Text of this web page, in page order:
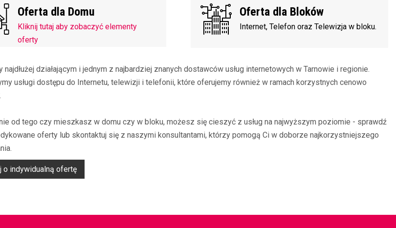
Oferta dla Domu
Kliknij tutaj aby zobaczyć elementy
oferty
Oferta dla Bloków
Internet, Telefon oraz Telewizja w bloku.
najdłużej działającym i jednym z najbardziej znanych dostawców usług internetowych w Tarnowie i regionie.
usługi dostępu do Internetu, telewizji i telefonii, które oferujemy również w ramach korzystnych cenowo
od tego czy mieszkasz w domu czy w bloku, możesz się cieszyć z usług na najwyższym poziomie - sprawdź
oferty lub skontaktuj się z naszymi konsultantami, którzy pomogą Ci w doborze najkorzystniejszego
o indywidualną ofertę